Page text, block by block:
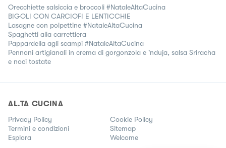
Orecchiette salsiccia e broccoli #NataleAltaCucina
BIGOLI CON CARCIOFI E LENTICCHIE
Lasagne con polpettine #NataleAltaCucina
Spaghetti alla carrettiera
Pappardella agli scampi #NataleAltaCucina
Pennoni artigianali in crema di gorgonzola e 'nduja, salsa Sriracha
e noci tostate
AL.TA CUCINA
Privacy Policy
Cookie Policy
Termini e condizioni
Sitemap
Esplora
Welcome